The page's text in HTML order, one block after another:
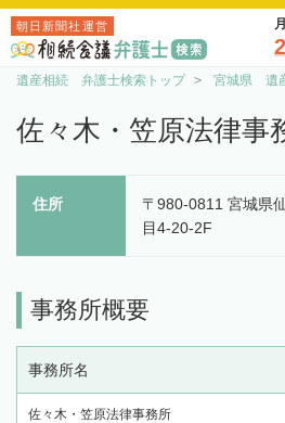
朝日新聞社運営
遺産相続 弁護士検索トップ 宮城県 遺
佐々木・笠原法律事
住所
〒980-0811 宮城県
目4-20-2F
事務所概要
事務所名
佐々木・笠原法律事務所